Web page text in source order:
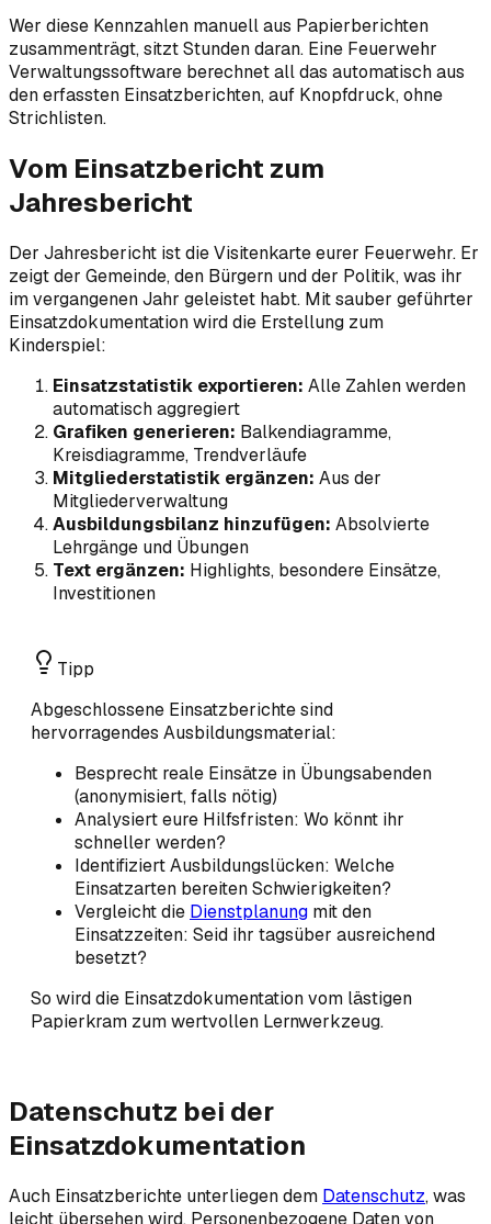
Wer diese Kennzahlen manuell aus Papierberichten
zusammenträgt, sitzt Stunden daran. Eine Feuerwehr
Verwaltungssoftware berechnet all das automatisch aus
den erfassten Einsatzberichten, auf Knopfdruck, ohne
Strichlisten.
Vom Einsatzbericht zum
Jahresbericht
Der Jahresbericht ist die Visitenkarte eurer Feuerwehr. Er
zeigt der Gemeinde, den Bürgern und der Politik, was ihr
im vergangenen Jahr geleistet habt. Mit sauber geführter
Einsatzdokumentation wird die Erstellung zum
Kinderspiel:
Einsatzstatistik exportieren: Alle Zahlen werden
automatisch aggregiert
Grafiken generieren: Balkendiagramme,
Kreisdiagramme, Trendverläufe
Mitgliederstatistik ergänzen: Aus der
Mitgliederverwaltung
Ausbildungsbilanz hinzufügen: Absolvierte
Lehrgänge und Übungen
Text ergänzen: Highlights, besondere Einsätze,
Investitionen
Tipp
Abgeschlossene Einsatzberichte sind
hervorragendes Ausbildungsmaterial:
Besprecht reale Einsätze in Übungsabenden
(anonymisiert, falls nötig)
Analysiert eure Hilfsfristen: Wo könnt ihr
schneller werden?
Identifiziert Ausbildungslücken: Welche
Einsatzarten bereiten Schwierigkeiten?
Vergleicht die Dienstplanung mit den
Einsatzzeiten: Seid ihr tagsüber ausreichend
besetzt?
So wird die Einsatzdokumentation vom lästigen
Papierkram zum wertvollen Lernwerkzeug.
Datenschutz bei der
Einsatzdokumentation
Auch Einsatzberichte unterliegen dem Datenschutz, was
leicht übersehen wird. Personenbezogene Daten von